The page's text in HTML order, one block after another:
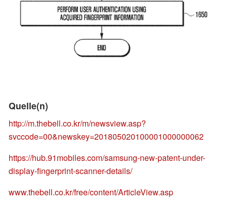
Quelle(n)
http://m.thebell.co.kr/m/newsview.asp?
svccode=00&newskey=201805020100001000000062
https://hub.91mobiles.com/samsung-new-patent-under-
display-fingerprint-scanner-details/
www.thebell.co.kr/free/content/ArticleView.asp